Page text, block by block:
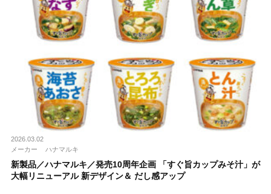
2026.03.02
メーカー
ハナマルキ
新製品／ハナマルキ／発売10周年企画 「すぐ旨カップみそ汁」が
大幅リニューアル 新デザイン＆ だし感アップ